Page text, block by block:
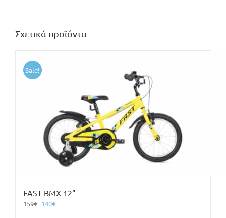
Σχετικά προϊόντα
Sale!
FAST BMX 12”
159€ Original
140€Η